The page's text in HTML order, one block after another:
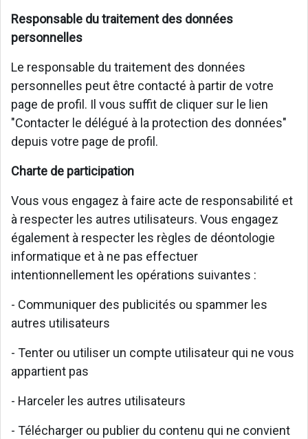
Responsable du traitement des données
personnelles
Le responsable du traitement des données
personnelles peut être contacté à partir de votre
page de profil. Il vous suffit de cliquer sur le lien
"Contacter le délégué à la protection des données"
depuis votre page de profil.
Charte de participation
Vous vous engagez à faire acte de responsabilité et
à respecter les autres utilisateurs. Vous engagez
également à respecter les règles de déontologie
informatique et à ne pas effectuer
intentionnellement les opérations suivantes :
- Communiquer des publicités ou spammer les
autres utilisateurs
- Tenter ou utiliser un compte utilisateur qui ne vous
appartient pas
- Harceler les autres utilisateurs
- Télécharger ou publier du contenu qui ne convient